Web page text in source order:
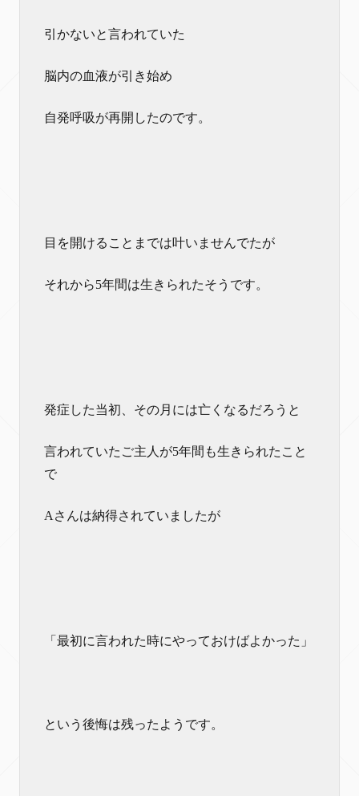
引かないと言われていた
脳内の血液が引き始め
自発呼吸が再開したのです。
目を開けることまでは叶いませんでたが
それから5年間は生きられたそうです。
発症した当初、その月には亡くなるだろうと
言われていたご主人が5年間も生きられたこと
で
Aさんは納得されていましたが
「最初に言われた時にやっておけばよかった」
という後悔は残ったようです。